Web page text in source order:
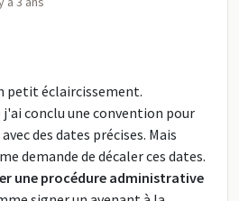
petit éclaircissement.
j'ai conclu une convention pour
des dates précises. Mais
demande de décaler ces dates.
une procédure administrative